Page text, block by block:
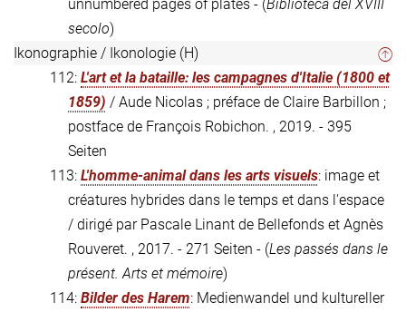
unnumbered pages of plates - (Biblioteca del XVIII
secolo)
Ikonographie / Ikonologie (H)
112: L'art et la bataille: les campagnes d'Italie (1800 et
1859) / Aude Nicolas ; préface de Claire Barbillon ;
postface de François Robichon. , 2019. - 395
Seiten
113: L'homme-animal dans les arts visuels: image et
créatures hybrides dans le temps et dans l'espace
/ dirigé par Pascale Linant de Bellefonds et Agnès
Rouveret. , 2017. - 271 Seiten - (Les passés dans le
présent. Arts et mémoire)
114: Bilder des Harem: Medienwandel und kultureller